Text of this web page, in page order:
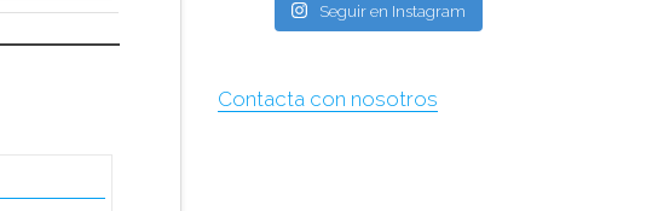
Seguir en Instagram
Contacta con nosotros